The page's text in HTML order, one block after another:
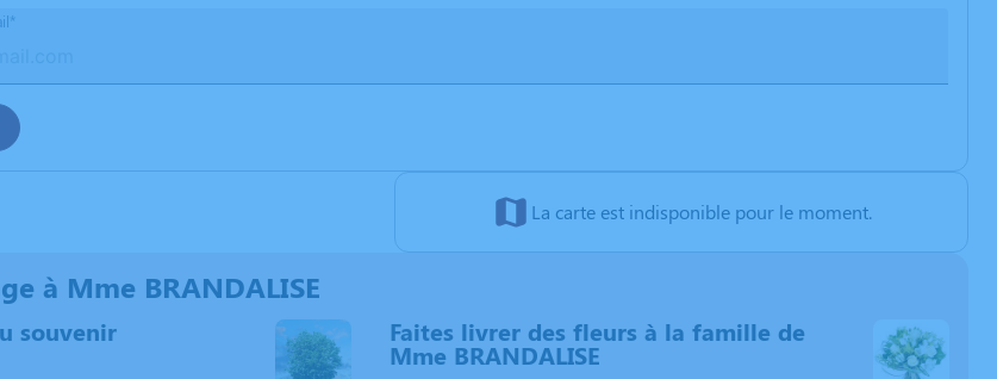
La carte est indisponible pour le moment.
à Mme BRANDALISE
souvenir Faites livrer des fleurs à la famille de
Mme BRANDALISE